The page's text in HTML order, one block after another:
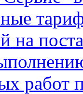
на
работ